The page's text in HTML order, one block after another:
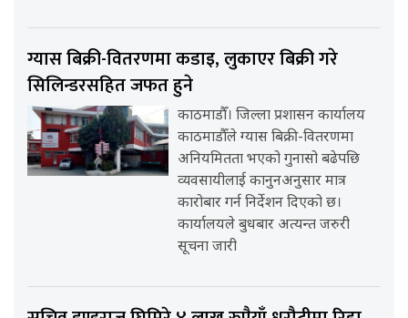
ग्यास बिक्री-वितरणमा कडाइ, लुकाएर बिक्री गरे
सिलिन्डरसहित जफत हुने
काठमाडौँ। जिल्ला प्रशासन कार्यालय
काठमाडौँले ग्यास बिक्री-वितरणमा
अनियमितता भएको गुनासो बढेपछि
व्यवसायीलाई कानुनअनुसार मात्र
कारोबार गर्न निर्देशन दिएको छ।
कार्यालयले बुधबार अत्यन्त जरुरी
सूचना जारी